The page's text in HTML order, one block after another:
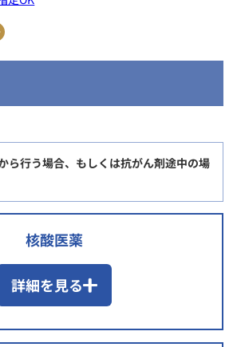
ら行う場合、もしくは抗がん剤途中の場
核酸医薬
詳細を見る